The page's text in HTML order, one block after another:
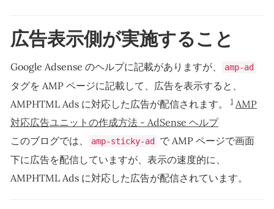
広告表示側が実施すること
Google Adsense のヘルプに記載がありますが、 amp-ad
タグを AMP ページに記載して、広告を表示すると、
AMPHTML Ads に対応した広告が配信されます。
1 AMP
対応広告ユニットの作成方法 - AdSense ヘルプ
このブログでは、
amp-sticky-ad
で AMP ページで画面
下に広告を配信していますが、表示の速度的に、
AMPHTML Ads に対応した広告が配信されています。